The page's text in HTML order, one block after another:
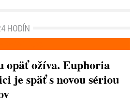
HODÍN
opäť ožíva. Euphoria
je späť s novou sériou